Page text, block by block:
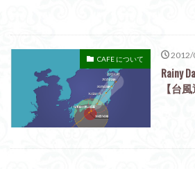
CAFE について 2012/
Rainy
【台